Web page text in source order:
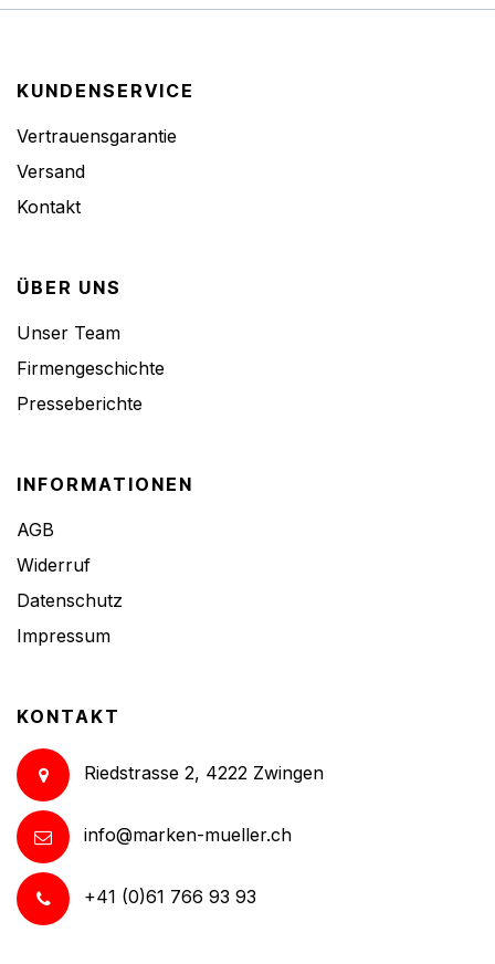
KUNDENSERVICE
Vertrauensgarantie
Versand
Kontakt
ÜBER UNS
Unser Team
Firmengeschichte
Presseberichte
INFORMATIONEN
AGB
Widerruf
Datenschutz
Impressum
KONTAKT
Riedstrasse 2, 4222 Zwingen
info@marken-mueller.ch
+41 (0)61 766 93 93